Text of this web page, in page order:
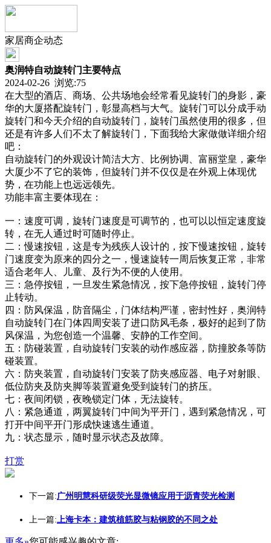
家居商企动态
奥润特自动旋转门主要特点
2024-02-26 浏览:75
在大型的酒店、商场、公共场地会经常看见旋转门的身影，豪
华的大厦搭配旋转门，彰显高档与大气。旋转门可以分成手动
旋转门和今天介绍的自动旋转门，旋转门虽然使用的很多，但
还是有许多人们不太了解旋转门，下面我给大家做做详细介绍
吧：
自动旋转门的外观设计简洁大方、比例协调、富丽堂皇，豪华
大厦少不了它的装饰，但旋转门并不仅仅是在外观上体现优
势，在功能上也远远领先。
功能丰富主要体现在：
一：速度可调，旋转门速度是可调节的，也可以以恒定速度旋
转，在无人通过时可随时停止。
二：慢速按钮，这是专为残疾人设计的，按下慢速按钮，旋转
门速度变为原来的四分之一，慢速旋转一周后恢复正常，非常
适合老年人、儿童、及行为不便的人使用。
三：急停按钮，一旦发生紧急情况，按下急停按钮，旋转门停
止转动。
四：防风保温，防音隔尘，门体结构严谨，密封性好，奥润特
自动旋转门在门体四周安装了进口防风毛条，极好的起到了防
风保温，为您创造一个温馨、安静的工作空间。
五：防碰装置，自动旋转门安装的动作感应器，防撞胶条等防
碰装置。
六：防夹装置，自动旋转门安装了防夹感应器、电子对射眼、
低位防夹及防夹脚等装置避免受到旋转门的挤压。
七：夜间闭锁，夜晚锁定门体，无法旋转。
八：紧急通道，两翼旋转门中间为平开门，遇到紧急情况，可
打开中间平开门形成快速逃生通道。
九：状态显示，随时显示状态及故障。
打赏
下一篇:广州明慧科研级荧光显微镜应用于沥青荧光检测
上一篇:上海卡本：建筑植筋胶与粘钢胶的不同之处